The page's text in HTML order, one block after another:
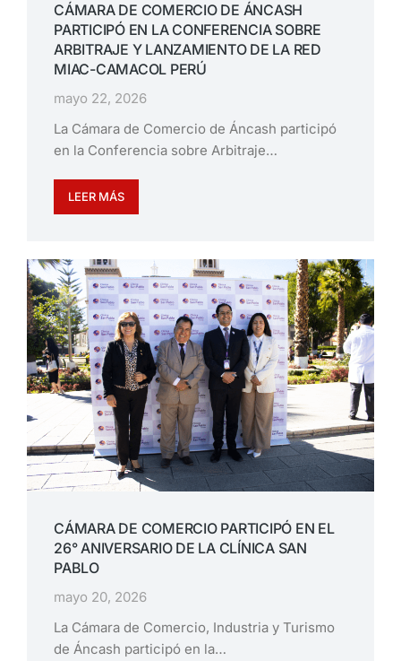
CÁMARA DE COMERCIO DE ÁNCASH
PARTICIPÓ EN LA CONFERENCIA SOBRE
ARBITRAJE Y LANZAMIENTO DE LA RED
MIAC-CAMACOL PERÚ
mayo 22, 2026
La Cámara de Comercio de Áncash participó
en la Conferencia sobre Arbitraje…
LEER MÁS
CÁMARA DE COMERCIO PARTICIPÓ EN EL
26° ANIVERSARIO DE LA CLÍNICA SAN
PABLO
mayo 20, 2026
La Cámara de Comercio, Industria y Turismo
de Áncash participó en la…